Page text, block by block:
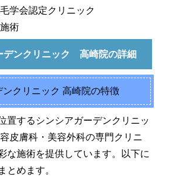
学会認定クリニック
術
デンクリニック 高崎院の詳細
ンクリニック 高崎院の特徴
置するシンシアガーデンクリニッ
皮膚科・美容外科の専門クリニ
な施術を提供しています。以下に
とめます。